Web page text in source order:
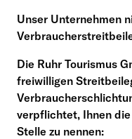
Unser Unternehmen
Die Ruhr Tourismus
freiwilligen
verpflichtet, Ihnen
Stelle zu nennen: